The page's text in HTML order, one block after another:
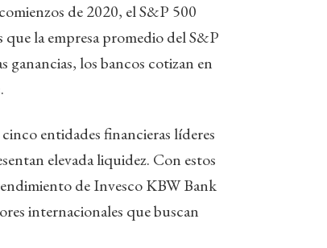
de 2020, el S&P 500
la empresa promedio del S&P
ganancias, los bancos cotizan en
entidades financieras líderes
elevada liquidez. Con estos
de Invesco KBW Bank
internacionales que buscan